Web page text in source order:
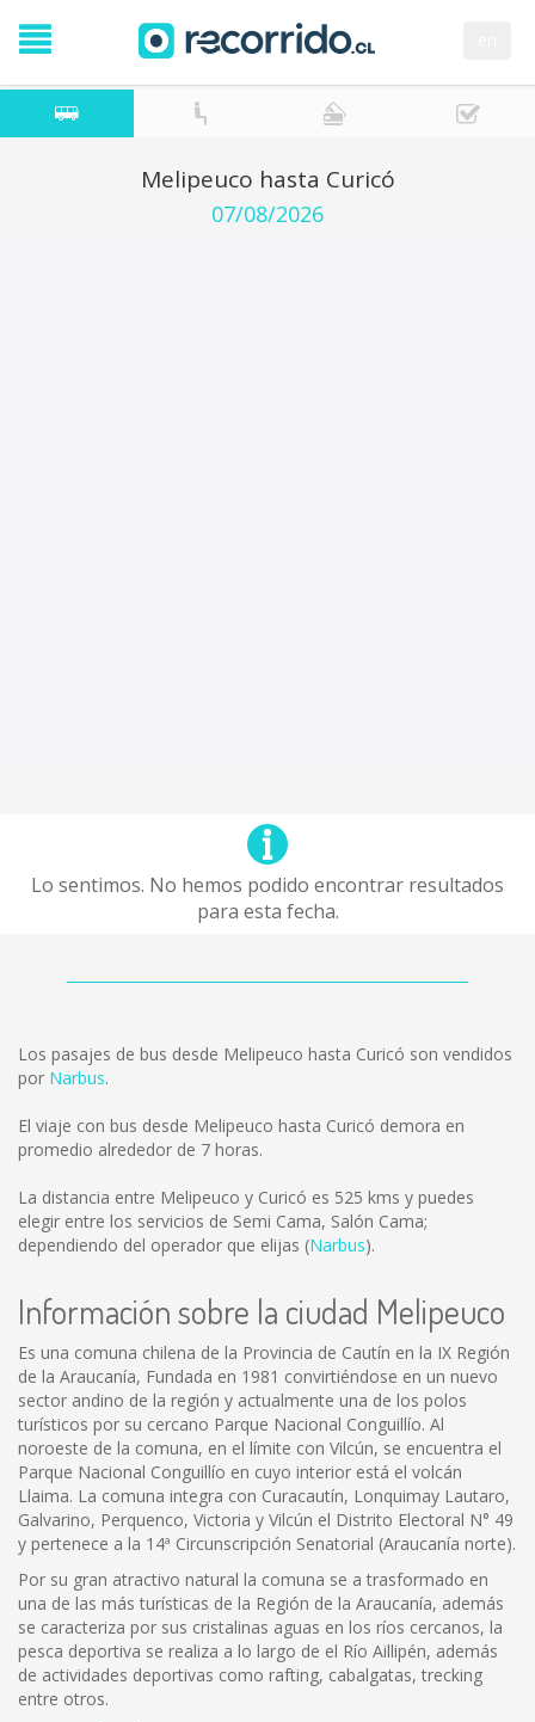
Melipeuco hasta Curicó
07/08/2026
Lo sentimos. No hemos podido encontrar resultados
para esta fecha.
Los pasajes de bus desde Melipeuco hasta Curicó son vendidos
por Narbus.
El viaje con bus desde Melipeuco hasta Curicó demora en
promedio alrededor de 7 horas.
La distancia entre Melipeuco y Curicó es 525 kms y puedes
elegir entre los servicios de Semi Cama, Salón Cama;
dependiendo del operador que elijas (Narbus).
Información sobre la ciudad Melipeuco
Es una comuna chilena de la Provincia de Cautín en la IX Región
de la Araucanía, Fundada en 1981 convirtiéndose en un nuevo
sector andino de la región y actualmente una de los polos
turísticos por su cercano Parque Nacional Conguillío. Al
noroeste de la comuna, en el límite con Vilcún, se encuentra el
Parque Nacional Conguillío en cuyo interior está el volcán
Llaima. La comuna integra con Curacautín, Lonquimay Lautaro,
Galvarino, Perquenco, Victoria y Vilcún el Distrito Electoral N° 49
y pertenece a la 14ª Circunscripción Senatorial (Araucanía norte).
Por su gran atractivo natural la comuna se a trasformado en
una de las más turísticas de la Región de la Araucanía, además
se caracteriza por sus cristalinas aguas en los ríos cercanos, la
pesca deportiva se realiza a lo largo de el Río Aillipén, además
de actividades deportivas como rafting, cabalgatas, trecking
entre otros.